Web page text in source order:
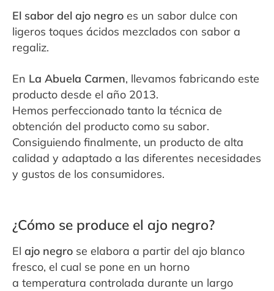
El sabor del ajo negro es un sabor dulce con
ligeros toques ácidos mezclados con sabor a
regaliz.
En La Abuela Carmen, llevamos fabricando este
producto desde el año 2013.
Hemos perfeccionado tanto la técnica de
obtención del producto como su sabor.
Consiguiendo finalmente, un producto de alta
calidad y adaptado a las diferentes necesidades
y gustos de los consumidores.
¿Cómo se produce el ajo negro?
El ajo negro se elabora a partir del ajo blanco
fresco, el cual se pone en un horno
a temperatura controlada durante un largo